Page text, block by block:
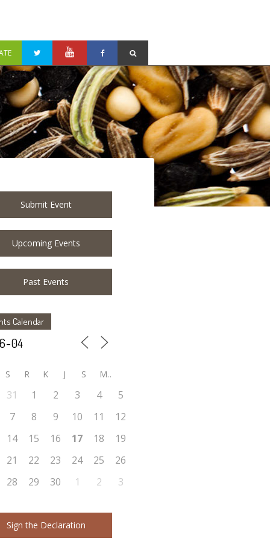
Submit Event
Upcoming Events
Past Events
Calendar
S R K J S M
31 1 2 3 4
5
7 8 9 10 11
12
14 15 16 17 18
19
21 22 23 24 25
26
28 29 30 1 2 3
Sign the Declaration